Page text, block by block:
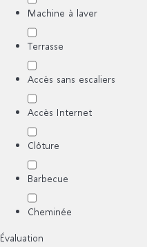
Machine à laver
Terrasse
Accès sans escaliers
Accès Internet
Clôture
Barbecue
Cheminée
Évaluation